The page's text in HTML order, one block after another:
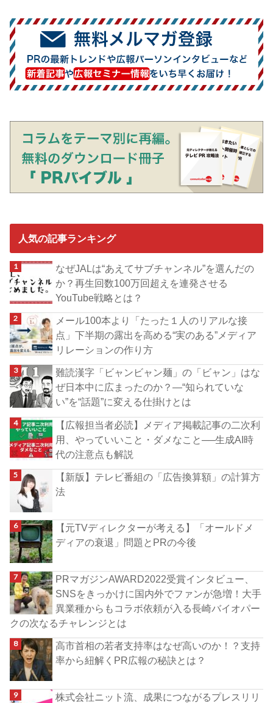
人気の記事ランキング
なぜJALは“あえてサブチャンネル”を選んだの
か？再生回数100万回超えを連発させる
YouTube戦略とは？
メール100本より「たった１人のリアルな接
点」下半期の露出を高める“実のある”メディア
リレーションの作り方
難読漢字「ビャンビャン麺」の「ビャン」はな
ぜ日本中に広まったのか？―“知られていな
い”を“話題”に変える仕掛けとは
【広報担当者必読】メディア掲載記事の二次利
用、やっていいこと・ダメなこと──生成AI時
代の注意点も解説
【新版】テレビ番組の「広告換算額」の計算方
法
【元TVディレクターが考える】「オールドメ
ディアの衰退」問題とPRの今後
PRマガジンAWARD2022受賞インタビュー、
SNSをきっかけに国内外でファンが急増！大手
異業種からもコラボ依頼が入る長崎バイオパー
クの次なるチャレンジとは
高市首相の若者支持率はなぜ高いのか！？支持
率から紐解くPR広報の秘訣とは？
株式会社ニット流、成果につながるプレスリリ